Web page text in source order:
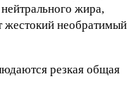
жира,
жестокий необратимый
резкая общая